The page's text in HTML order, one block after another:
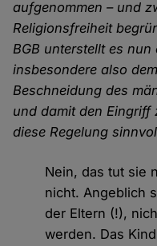
aufgenommen – und
Religionsfreiheit
BGB unterstellt es nun
insbesondere also
Beschneidung des
und damit den Eingriff
diese Regelung
Nein, das tut sie
nicht. Angeblich
der Eltern (!),
werden. Das